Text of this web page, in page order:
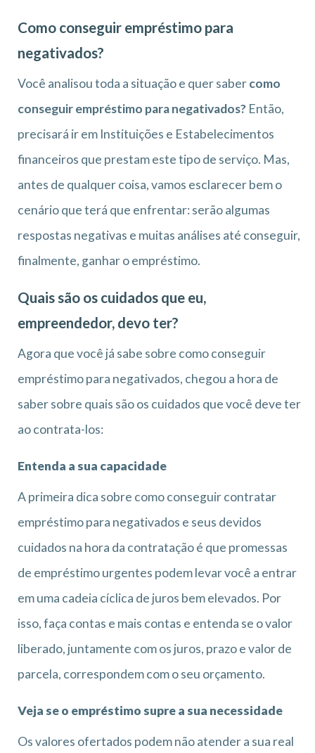
Como conseguir empréstimo para
negativados?
Você analisou toda a situação e quer sabercomo
conseguir empréstimo para negativados? Então,
precisará ir em Instituições e Estabelecimentos
financeiros que prestam este tipo de serviço. Mas,
antes de qualquer coisa, vamos esclarecer bem o
cenário que terá que enfrentar: serão algumas
respostas negativas e muitas análises até conseguir,
finalmente, ganhar o empréstimo.
Quais são os cuidados que eu,
empreendedor, devo ter?
Agora que você já sabe sobre como conseguir
empréstimo para negativados, chegou a hora de
saber sobre quais são os cuidados que você deve ter
ao contrata-los:
Entenda a sua capacidade
A primeira dica sobre como conseguir contratar
empréstimo para negativados e seus devidos
cuidados na hora da contratação é que promessas
de empréstimo urgentes podem levar você a entrar
em uma cadeia cíclica de juros bem elevados. Por
isso, faça contas e mais contas e entenda se o valor
liberado, juntamente com os juros, prazo e valor de
parcela, correspondem com o seu orçamento.
Veja se o empréstimo supre a sua necessidade
Os valores ofertados podem não atender a sua real